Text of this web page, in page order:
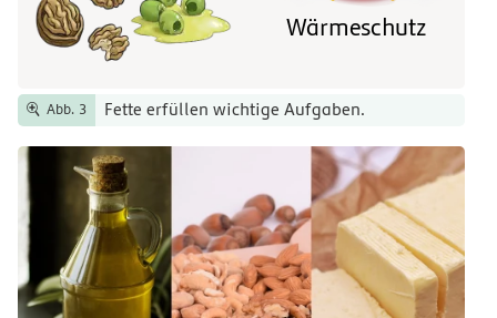
Wärmeschutz
Abb. 3 Fette erfüllen wichtige Aufgaben.